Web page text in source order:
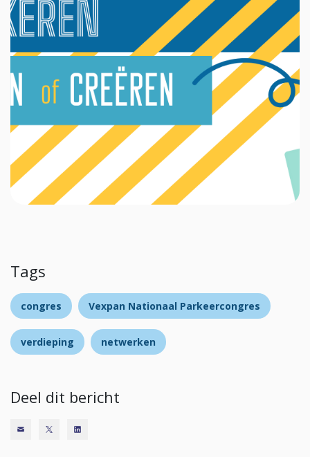
Tags
congres Vexpan Nationaal Parkeercongres
verdieping netwerken
Deel dit bericht